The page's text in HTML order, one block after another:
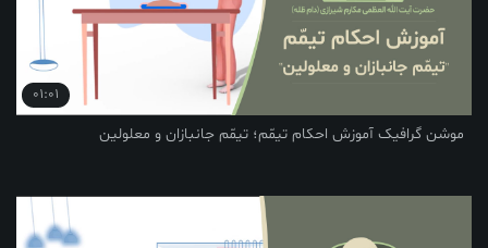
آموزش احکام تیمّم؛ تیمّم جانبازان و معلولین